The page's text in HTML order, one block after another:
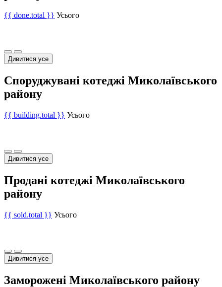
{{ done.total }} Усього
Дивитися усе
Споруджувані котеджі Миколаївського
району
{{ building.total }} Усього
Дивитися усе
Продані котеджі Миколаївського
району
{{ sold.total }} Усього
Дивитися усе
Заморожені Миколаївського району